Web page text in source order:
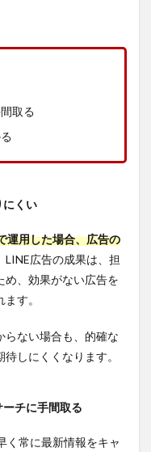
取る
くい
運用した場合、広告の
LINE広告の成果は、担
め、効果がない広告を
す。
らない場合も、的確な
しにくくなります。
チに手間取る
く常に最新情報をキャ